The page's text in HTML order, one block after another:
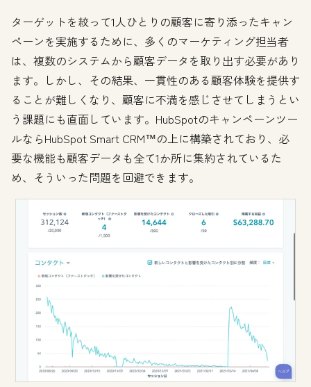
ターゲットを絞って1人ひとりの顧客に寄り添ったキャン
ペーンを実施するために、多くのマーケティング担当者
は、複数のシステムから顧客データを取り出す必要があり
ます。しかし、その結果、一貫性のある顧客体験を提供す
ることが難しくなり、顧客に不満を感じさせてしまうとい
う課題にも直面しています。HubSpotのキャンペーンツー
ルならHubSpot Smart CRM™の上に構築されており、必
要な機能も顧客データも全て1か所に集約されているた
め、そういった問題を回避できます。